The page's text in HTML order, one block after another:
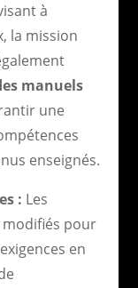
à
la mission
manuels
une
enseignés.
: Les
pour
en